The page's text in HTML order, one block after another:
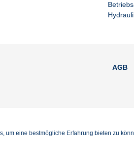
AGB
um eine bestmögliche Erfahrung bieten zu